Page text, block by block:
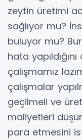
zeytin üretimi
sağlıyor mu?
buluyor mu?
hata
çalışmamız
çalışmalar
geçilmeli ve
maliyetleri
para etmesini